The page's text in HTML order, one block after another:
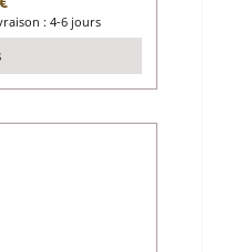
: 4-6 jours